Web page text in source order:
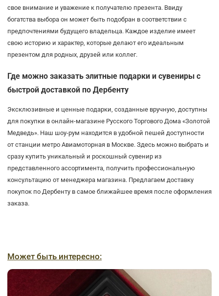
свое внимание и уважение к получателю презента. Ввиду
богатства выбора он может быть подобран в соответствии с
предпочтениями будущего владельца. Каждое изделие имеет
свою историю и характер, которые делают его идеальным
презентом для родных, друзей или коллег.
Где можно заказать элитные подарки и сувениры с
быстрой доставкой по Дербенту
Эксклюзивные и ценные подарки, созданные вручную, доступны
для покупки в онлайн-магазине Русского Торгового Дома «Золотой
Медведь». Наш шоу-рум находится в удобной пешей доступности
от станции метро Авиамоторная в Москве. Здесь можно выбрать и
сразу купить уникальный и роскошный сувенир из
представленного ассортимента, получить профессиональную
консультацию от менеджера магазина. Предлагаем доставку
покупок по Дербенту в самое ближайшее время после оформления
заказа.
Может быть интересно: